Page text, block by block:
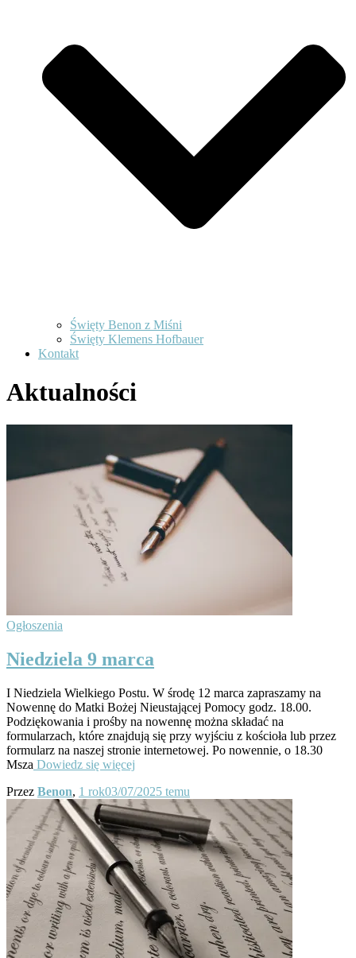
Święty Benon z Miśni
Święty Klemens Hofbauer
Kontakt
Aktualności
Ogłoszenia
Niedziela 9 marca
I Niedziela Wielkiego Postu. W środę 12 marca zapraszamy na
Nowennę do Matki Bożej Nieustającej Pomocy godz. 18.00.
Podziękowania i prośby na nowennę można składać na
formularzach, które znajdują się przy wyjściu z kościoła lub przez
formularz na naszej stronie internetowej. Po nowennie, o 18.30
Msza Dowiedz się więcej
Przez Benon, 1 rok03/07/2025 temu